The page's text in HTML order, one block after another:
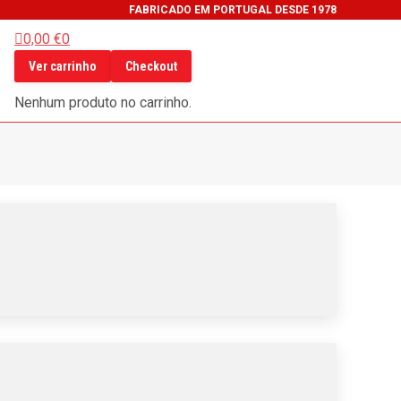
FABRICADO EM PORTUGAL DESDE 1978
0,00 €0
Ver carrinho Checkout
Nenhum produto no carrinho.